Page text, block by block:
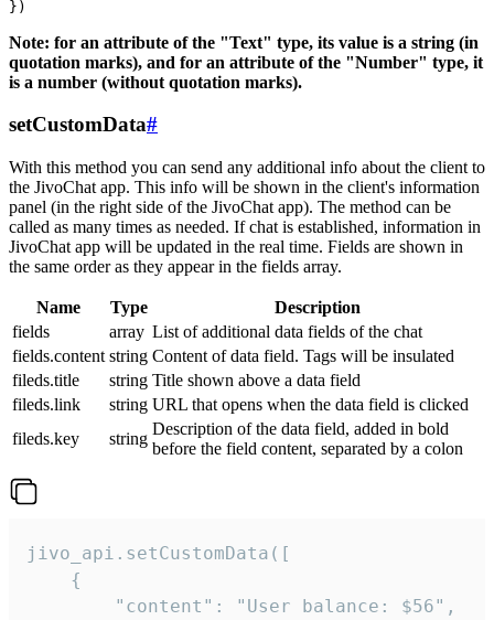
Note: for an attribute of the "Text" type, its value is a string (in
quotation marks), and for an attribute of the "Number" type, it
is a number (without quotation marks).
setCustomData#
With this method you can send any additional info about the client to
the JivoChat app. This info will be shown in the client's information
panel (in the right side of the JivoChat app). The method can be
called as many times as needed. If chat is established, information in
JivoChat app will be updated in the real time. Fields are shown in
the same order as they appear in the fields array.
Name Type
Description
fields
array List of additional data fields of the chat
fields.content string Content of data field. Tags will be insulated
fileds.title
string Title shown above a data field
fileds.link
string URL that opens when the data field is clicked
fileds.key
string
Description of the data field, added in bold
before the field content, separated by a colon
jivo_api.setCustomData([
    {
        "content": "User balance: $56",